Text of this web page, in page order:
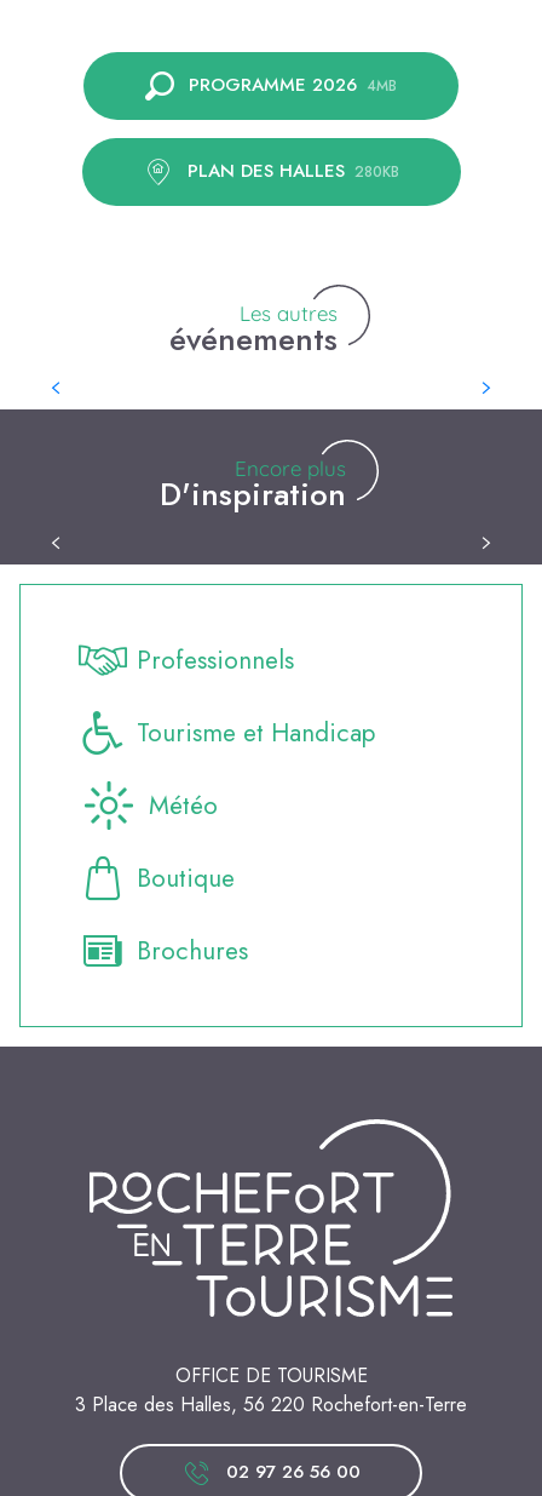
PROGRAMME 2026 4MB
PLAN DES HALLES 280KB
Les autres
événements
Weekend musical au château
Pour sa 5ème édition, Rochefort en Fête vous invite
à partager un Week-end musical avec plein de
Encore plus
D'inspiration
Culture et patrimoine
Professionnels
Tourisme et Handicap
Météo
Boutique
Brochures
OFFICE DE TOURISME
3 Place des Halles, 56 220 Rochefort-en-Terre
02 97 26 56 00